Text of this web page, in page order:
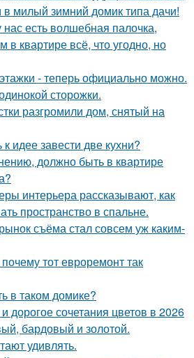
в милый зимний домик типа дачи!
есть волшебная палочка,
в квартире всё, что угодно, но
- теперь официально можно.
сторожки.
разгромили дом, снятый на
идее завести две кухни?
должно быть в квартире
интерьера рассказывают, как
пространство в спальне.
съёма стал совсем уж каким-
тот евроремонт так
в таком домике?
дорогое сочетания цветов в 2026
бардовый и золотой.
удивлять.